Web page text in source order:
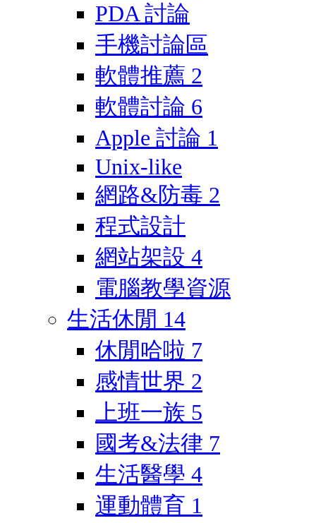
PDA 討論
手機討論區
軟體推薦 2
軟體討論 6
Apple 討論 1
Unix-like
網路&防毒 2
程式設計
網站架設 4
電腦教學資源
生活休閒 14
休閒哈啦 7
感情世界 2
上班一族 5
國考&法律 7
生活醫學 4
運動體育 1